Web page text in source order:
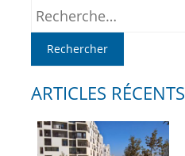
ARTICLES RÉCENTS